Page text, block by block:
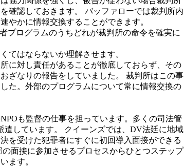
確認しておきます。 バッファローでは裁判所内
やかに情報交換することができます。
プログラムのうちどれが裁判所の命令を確実に
てはならないか理解させます。
に対し責任があることが徹底しておらず、その
ざなりの報告をしていました。 裁判所はこの事
た。外部のプログラムについて常に情報交換の
も監督の仕事を担っています。多くの司法管
しています。 クイーンズでは、DV法廷に地域
を受けた犯罪者にすぐに初回導入面接ができる
面接に参加させるプロセスからひとつステップ
ます。